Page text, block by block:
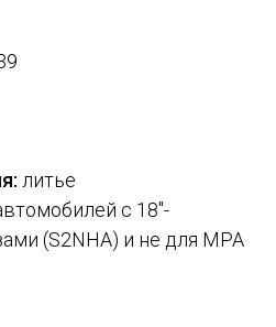
литье
с 18"-
(S2NHA) и не для MPA